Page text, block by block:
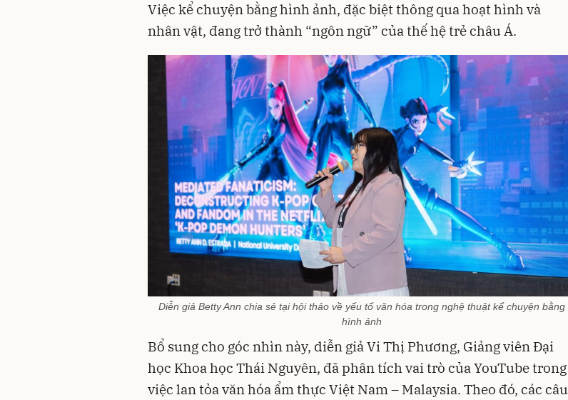
Việc kể chuyện bằng hình ảnh, đặc biệt thông qua hoạt hình và
nhân vật, đang trở thành “ngôn ngữ” của thế hệ trẻ châu Á.
Diễn giả Betty Ann chia sẻ tại hội thảo về yếu tố văn hóa trong nghệ thuật kể chuyện bằng
hình ảnh
Bổ sung cho góc nhìn này, diễn giả Vi Thị Phương, Giảng viên Đại
học Khoa học Thái Nguyên, đã phân tích vai trò của YouTube trong
việc lan tỏa văn hóa ẩm thực Việt Nam – Malaysia. Theo đó, các câu